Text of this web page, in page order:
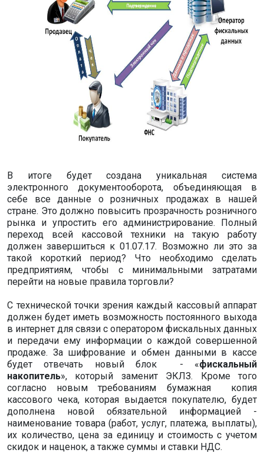
В итоге будет создана уникальная система
электронного документооборота, объединяющая в
себе все данные о розничных продажах в нашей
стране. Это должно повысить прозрачность розничного
рынка и упростить его администрирование. Полный
переход всей кассовой техники на такую работу
должен завершиться к 01.07.17. Возможно ли это за
такой короткий период? Что необходимо сделать
предприятиям, чтобы с минимальными затратами
перейти на новые правила торговли?
С технической точки зрения каждый кассовый аппарат
должен будет иметь возможность постоянного выхода
в интернет для связи с оператором фискальных данных
и передачи ему информации о каждой совершенной
продаже. За шифрование и обмен данными в кассе
будет отвечать новый блок - «фискальный
накопитель», который заменит ЭКЛЗ. Кроме того
согласно новым требованиям бумажная копия
кассового чека, которая выдается покупателю, будет
дополнена новой обязательной информацией -
наименование товара (работ, услуг, платежа, выплаты),
их количество, цена за единицу и стоимость с учетом
скидок и наценок, а также суммы и ставки НДС.